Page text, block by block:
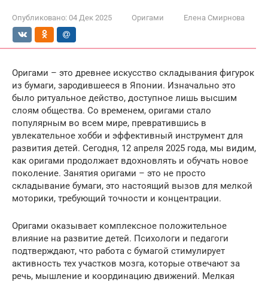
Опубликовано: 04 Дек 2025 Оригами Елена Смирнова
Оригами – это древнее искусство складывания фигурок
из бумаги, зародившееся в Японии. Изначально это
было ритуальное действо, доступное лишь высшим
слоям общества. Со временем, оригами стало
популярным во всем мире, превратившись в
увлекательное хобби и эффективный инструмент для
развития детей. Сегодня, 12 апреля 2025 года, мы видим,
как оригами продолжает вдохновлять и обучать новое
поколение. Занятия оригами – это не просто
складывание бумаги, это настоящий вызов для мелкой
моторики, требующий точности и концентрации.
Оригами оказывает комплексное положительное
влияние на развитие детей. Психологи и педагоги
подтверждают, что работа с бумагой стимулирует
активность тех участков мозга, которые отвечают за
речь, мышление и координацию движений. Мелкая